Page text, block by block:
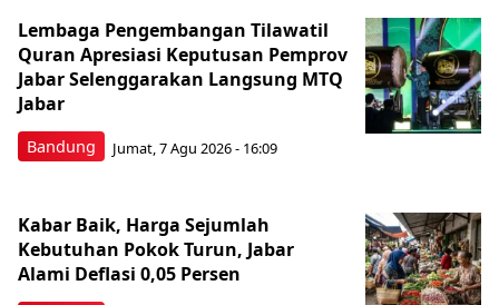
Bandung
Lembaga Pengembangan Tilawatil
Quran Apresiasi Keputusan Pemprov
Jabar Selenggarakan Langsung MTQ
Jabar
Jumat, 7 Agu 2026 - 16:09
Kabar Baik, Harga Sejumlah
Kebutuhan Pokok Turun, Jabar
Alami Deflasi 0,05 Persen